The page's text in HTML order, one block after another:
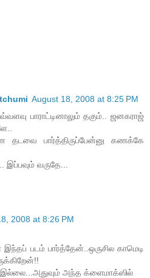
August 18, 2008 at 8:25 PM
பாராட்டினாலும் தகும்.. ஜனகராஜ்
பார்த்திருப்பேன்னு கணக்கே
வருதே...
2008 at 8:26 PM
படம் பார்த்தேன்..ஒருசில காமெடி
அந்த க்ளைமாக்ஸில்